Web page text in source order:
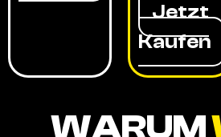
Jetzt
Kaufen
WARUM